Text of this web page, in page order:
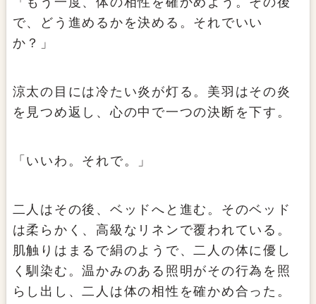
で、どう進めるかを決める。それでいい
か？」
涼太の目には冷たい炎が灯る。美羽はその炎
を見つめ返し、心の中で一つの決断を下す。
「いいわ。それで。」
二人はその後、ベッドへと進む。そのベッド
は柔らかく、高級なリネンで覆われている。
肌触りはまるで絹のようで、二人の体に優し
く馴染む。温かみのある照明がその行為を照
らし出し、二人は体の相性を確かめ合った。